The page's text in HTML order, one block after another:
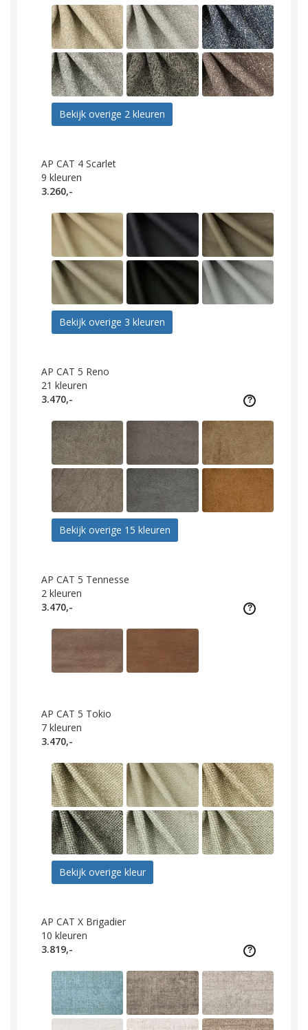
Bekijk overige 2 kleuren
AP CAT 4 Scarlet
9 kleuren
3.260,-
Bekijk overige 3 kleuren
AP CAT 5 Reno
21 kleuren
3.470,-
Bekijk overige 15 kleuren
AP CAT 5 Tennesse
2 kleuren
3.470,-
AP CAT 5 Tokio
7 kleuren
3.470,-
Bekijk overige kleur
AP CAT X Brigadier
10 kleuren
3.819,-